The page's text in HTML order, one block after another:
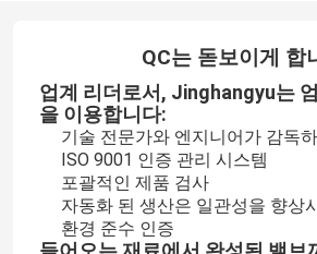
QC는 돋보이게 합
업계 리더로서, Jinghangyu는
을 이용합니다:
기술 전문가와 엔지니어가 감독
ISO 9001 인증 관리 시스템
포괄적인 제품 검사
자동화 된 생산은 일관성을 향상
환경 준수 인증